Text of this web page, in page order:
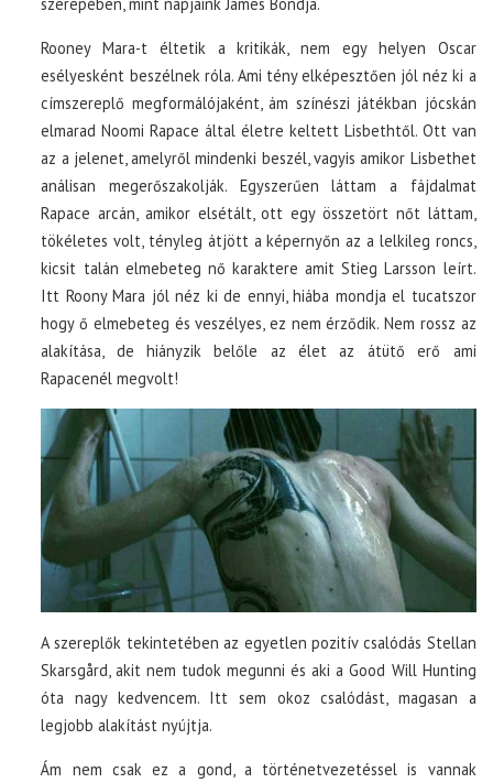
Rooney Mara-t éltetik a kritikák, nem egy helyen Oscar
esélyesként beszélnek róla. Ami tény elképesztően jól néz ki a
címszereplő megformálójaként, ám színészi játékban jócskán
elmarad Noomi Rapace által életre keltett Lisbethtől. Ott van
az a jelenet, amelyről mindenki beszél, vagyis amikor Lisbethet
análisan megerőszakolják. Egyszerűen láttam a fájdalmat
Rapace arcán, amikor elsétált, ott egy összetört nőt láttam,
tökéletes volt, tényleg átjött a képernyőn az a lelkileg roncs,
kicsit talán elmebeteg nő karaktere amit Stieg Larsson leírt.
Itt Roony Mara jól néz ki de ennyi, hiába mondja el tucatszor
hogy ő elmebeteg és veszélyes, ez nem érződik. Nem rossz az
alakítása, de hiányzik belőle az élet az átütő erő ami
Rapacenél megvolt!
A szereplők tekintetében az egyetlen pozitív csalódás Stellan
Skarsgård, akit nem tudok megunni és aki a Good Will Hunting
óta nagy kedvencem. Itt sem okoz csalódást, magasan a
legjobb alakítást nyújtja.
Ám nem csak ez a gond, a történetvezetéssel is vannak